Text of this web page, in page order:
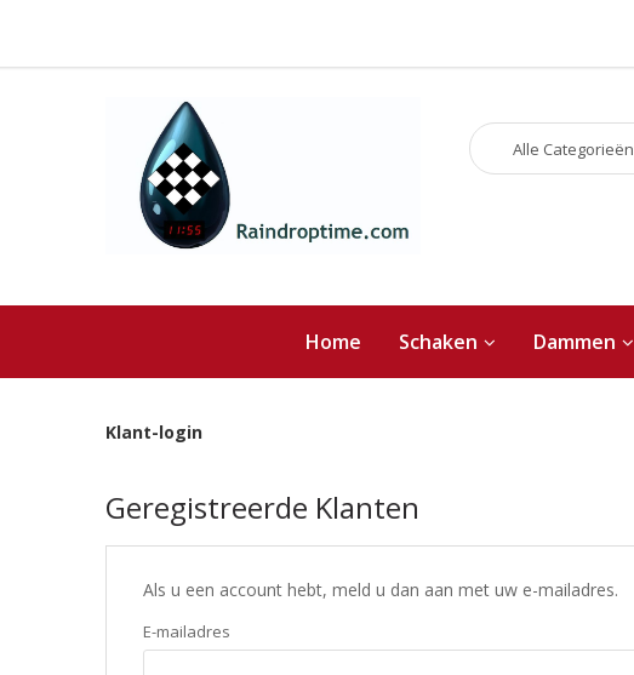
Alle Categorieën
Home Schaken Dammen
Klant-login
Geregistreerde Klanten
Als u een account hebt, meld u dan aan met uw e-mailadres.
E-mailadres